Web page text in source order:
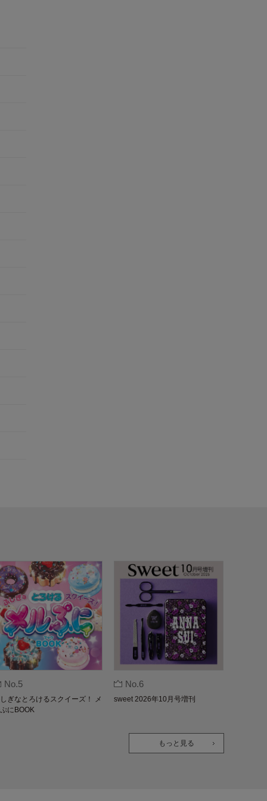
No.5
ぎなとろけるスクイーズ！ メ
にBOOK
No.6
sweet 2026年10月号増刊
もっと見る